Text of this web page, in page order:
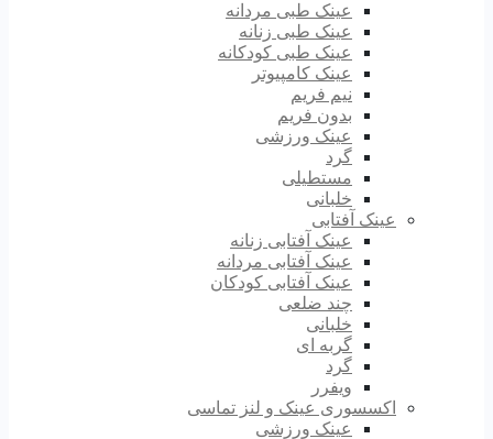
عینک طبی مردانه
عینک طبی زنانه
عینک طبی کودکانه
عینک کامپیوتر
نیم فریم
بدون فریم
عینک ورزشی
گرد
مستطیلی
خلبانی
عینک آفتابی
عینک آفتابی زنانه
عینک آفتابی مردانه
عینک آفتابی کودکان
چند ضلعی
خلبانی
گربه ای
گرد
ویفرر
اکسسوری عینک و لنز تماسی
عینک ورزشی